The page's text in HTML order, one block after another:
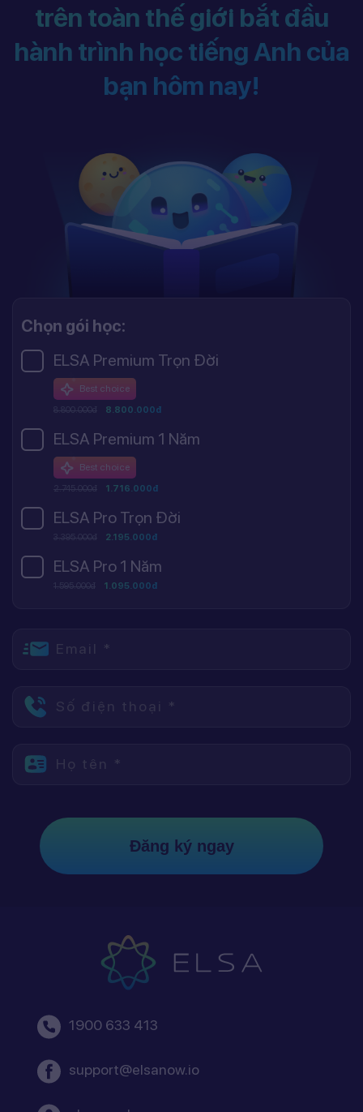
trên toàn thế giới bắt đầu
hành trình học tiếng Anh của
bạn hôm nay!
Chọn gói học:
ELSA Premium Trọn Đời
Best choice
8.800.000đ 8.800.000đ
ELSA Premium 1 Năm
Best choice
2.745.000đ 1.716.000đ
ELSA Pro Trọn Đời
3.395.000đ 2.195.000đ
ELSA Pro 1 Năm
1.595.000đ 1.095.000đ
Email *
Số điện thoại *
Họ tên *
Đăng ký ngay
1900 633 413
support@elsanow.io